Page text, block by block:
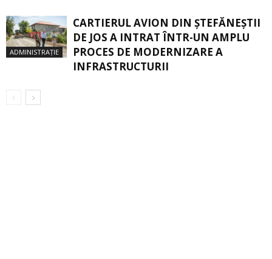
ADMINISTRAȚIE
CARTIERUL AVION DIN ŞTEFĂNEŞTII
DE JOS A INTRAT ÎNTR-UN AMPLU
PROCES DE MODERNIZARE A
INFRASTRUCTURII